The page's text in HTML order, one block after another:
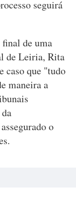
seguirá
de uma
de Leiria, Rita
caso que "tudo
maneira a
o